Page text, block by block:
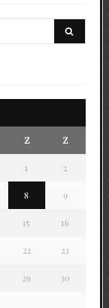
Z Z
1 2
8 9
15 16
22 23
29 30